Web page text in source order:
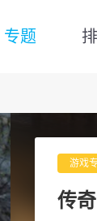
专题
游戏
传奇